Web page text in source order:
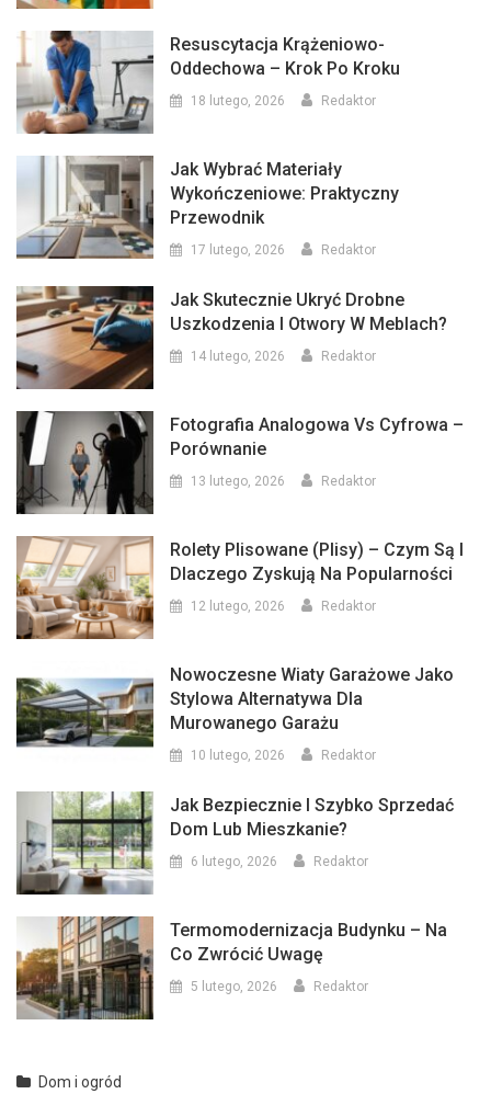
Resuscytacja Krążeniowo-
Oddechowa – Krok Po Kroku
18 lutego, 2026 Redaktor
Jak Wybrać Materiały
Wykończeniowe: Praktyczny
Przewodnik
17 lutego, 2026 Redaktor
Jak Skutecznie Ukryć Drobne
Uszkodzenia I Otwory W Meblach?
14 lutego, 2026 Redaktor
Fotografia Analogowa Vs Cyfrowa –
Porównanie
13 lutego, 2026 Redaktor
Rolety Plisowane (plisy) – Czym Są I
Dlaczego Zyskują Na Popularności
12 lutego, 2026 Redaktor
Nowoczesne Wiaty Garażowe Jako
Stylowa Alternatywa Dla
Murowanego Garażu
10 lutego, 2026 Redaktor
Jak Bezpiecznie I Szybko Sprzedać
Dom Lub Mieszkanie?
6 lutego, 2026 Redaktor
Termomodernizacja Budynku – Na
Co Zwrócić Uwagę
5 lutego, 2026 Redaktor
Dom i ogród